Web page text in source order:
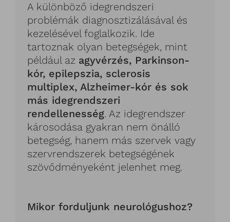
A különböző idegrendszeri
problémák diagnosztizálásával és
kezelésével foglalkozik. Ide
tartoznak olyan betegségek, mint
például az agyvérzés, Parkinson-
kór, epilepszia, sclerosis
multiplex, Alzheimer-kór és sok
más idegrendszeri
rendellenesség. Az idegrendszer
károsodása gyakran nem önálló
betegség, hanem más szervek vagy
szervrendszerek betegségének
szövődményeként jelenhet meg.
Mikor forduljunk neurológushoz?